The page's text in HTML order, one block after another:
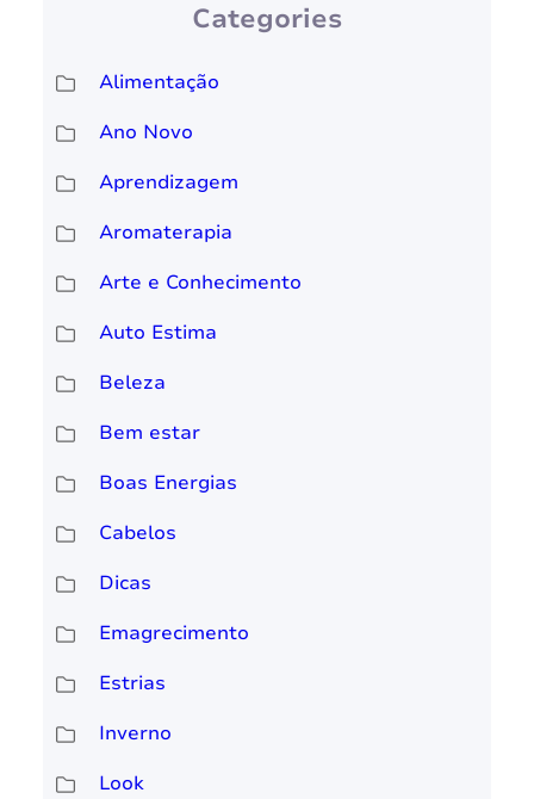
Categories
Alimentação
Ano Novo
Aprendizagem
Aromaterapia
Arte e Conhecimento
Auto Estima
Beleza
Bem estar
Boas Energias
Cabelos
Dicas
Emagrecimento
Estrias
Inverno
Look